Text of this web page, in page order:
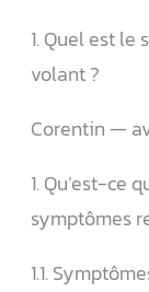
1. Quel est
volant ?
Corentin —
1. Qu’est-ce
symptômes
1.1.